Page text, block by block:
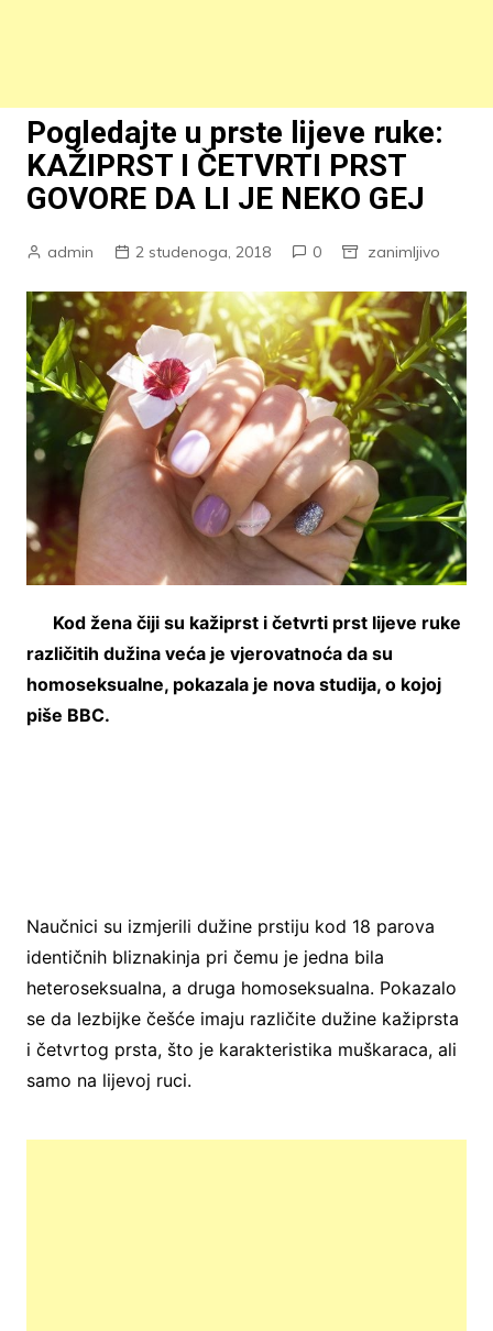
Pogledajte u prste lijeve ruke:
KAŽIPRST I ČETVRTI PRST
GOVORE DA LI JE NEKO GEJ
admin 2 studenoga, 2018 0 zanimljivo
Kod žena čiji su kažiprst i četvrti prst lijeve ruke
različitih dužina veća je vjerovatnoća da su
homoseksualne, pokazala je nova studija, o kojoj
piše BBC.
Naučnici su izmjerili dužine prstiju kod 18 parova
identičnih bliznakinja pri čemu je jedna bila
heteroseksualna, a druga homoseksualna. Pokazalo
se da lezbijke češće imaju različite dužine kažiprsta
i četvrtog prsta, što je karakteristika muškaraca, ali
samo na lijevoj ruci.